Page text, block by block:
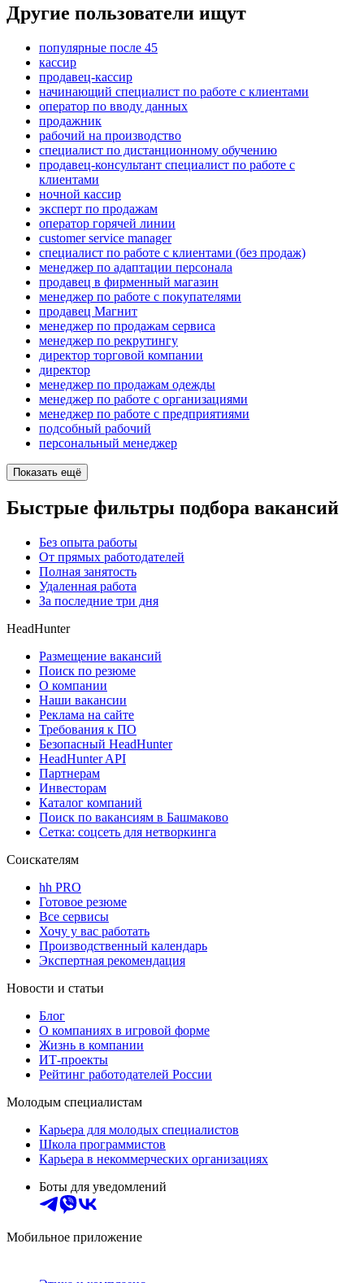
Другие пользователи ищут
популярные после 45
кассир
продавец-кассир
начинающий специалист по работе с клиентами
оператор по вводу данных
продажник
рабочий на производство
специалист по дистанционному обучению
продавец-консультант специалист по работе с
клиентами
ночной кассир
эксперт по продажам
оператор горячей линии
customer service manager
специалист по работе с клиентами (без продаж)
менеджер по адаптации персонала
продавец в фирменный магазин
менеджер по работе с покупателями
продавец Магнит
менеджер по продажам сервиса
менеджер по рекрутингу
директор торговой компании
директор
менеджер по продажам одежды
менеджер по работе с организациями
менеджер по работе с предприятиями
подсобный рабочий
персональный менеджер
Показать ещё
Быстрые фильтры подбора вакансий
Без опыта работы
От прямых работодателей
Полная занятость
Удаленная работа
За последние три дня
HeadHunter
Размещение вакансий
Поиск по резюме
О компании
Наши вакансии
Реклама на сайте
Требования к ПО
Безопасный HeadHunter
HeadHunter API
Партнерам
Инвесторам
Каталог компаний
Поиск по вакансиям в Башмаково
Сетка: соцсеть для нетворкинга
Соискателям
hh PRO
Готовое резюме
Все сервисы
Хочу у вас работать
Производственный календарь
Экспертная рекомендация
Новости и статьи
Блог
О компаниях в игровой форме
Жизнь в компании
ИТ-проекты
Рейтинг работодателей России
Молодым специалистам
Карьера для молодых специалистов
Школа программистов
Карьера в некоммерческих организациях
Боты для уведомлений
Мобильное приложение